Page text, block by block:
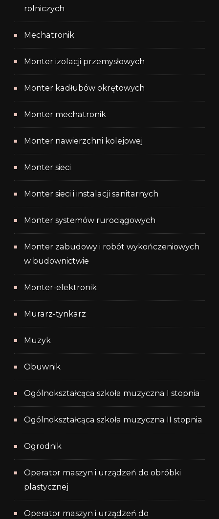
rolniczych
Mechatronik
Monter izolacji przemysłowych
Monter kadłubów okrętowych
Monter mechatronik
Monter nawierzchni kolejowej
Monter sieci
Monter sieci i instalacji sanitarnych
Monter systemów rurociągowych
Monter zabudowy i robót wykończeniowych
w budownictwie
Monter-elektronik
Murarz-tynkarz
Muzyk
Obuwnik
Ogólnokształcąca szkoła muzyczna I stopnia
Ogólnokształcąca szkoła muzyczna II stopnia
Ogrodnik
Operator maszyn i urządzeń do obróbki
plastycznej
Operator maszyn i urządzeń do